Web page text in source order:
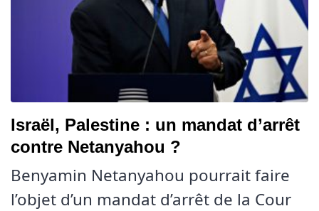
Israël, Palestine : un mandat d’arrêt
contre Netanyahou ?
Benyamin Netanyahou pourrait faire
l’objet d’un mandat d’arrêt de la Cour